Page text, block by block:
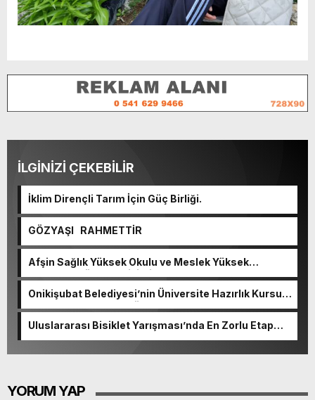
İLGİNİZİ ÇEKEBİLİR
İklim Dirençli Tarım İçin Güç Birliği.
GÖZYAŞI RAHMETTİR
Afşin Sağlık Yüksek Okulu ve Meslek Yüksek
Okulunda görev değişimi!
Onikişubat Belediyesi’nin Üniversite Hazırlık Kursu
başvurularında son gün 7 Ağustos.
Uluslararası Bisiklet Yarışması’nda En Zorlu Etap
Tamamlandı.
YORUM YAP